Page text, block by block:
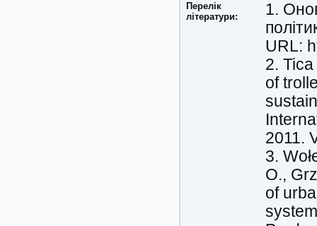
Перелік
літератури:
1.
URL:
2.
of
2011.
3.
O.,
of